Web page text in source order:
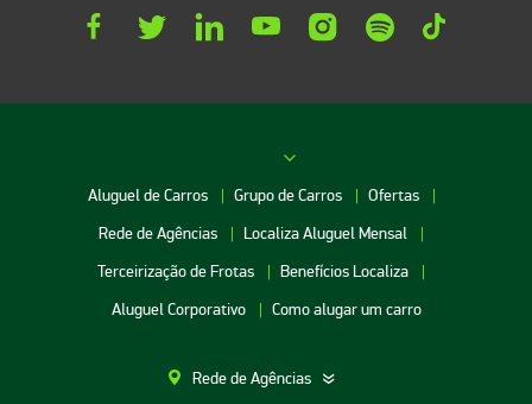
Aluguel de Carros Grupo de Carros
Ofertas
Rede de Agências
Localiza Aluguel Mensal
Terceirização de Frotas
Benefícios Localiza
Aluguel Corporativo
Como alugar um carro
Rede de Agências